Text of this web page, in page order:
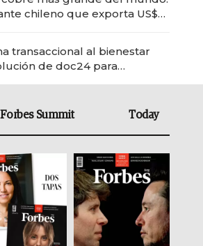
chileno que exporta US$
transaccional al bienestar
de doc24 para
Forbes Summit Today